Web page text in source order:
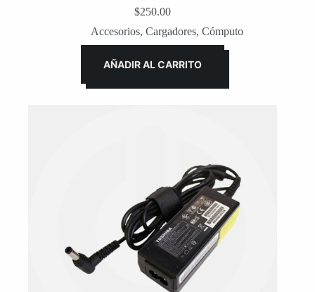
$250.00
Accesorios, Cargadores, Cómputo
AÑADIR AL CARRITO